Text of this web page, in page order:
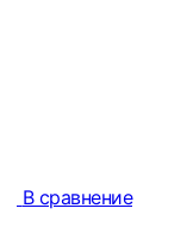
В сравнение